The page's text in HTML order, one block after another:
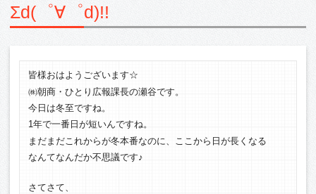
Σd(゜∀゜d)!!
皆様おはようございます☆
㈱朝商・ひとり広報課長の瀬谷です。
今日は冬至ですね。
1年で一番日が短いんですね。
まだまだこれからが冬本番なのに、ここから日が長くなる
なんてなんだか不思議です♪
さてさて、